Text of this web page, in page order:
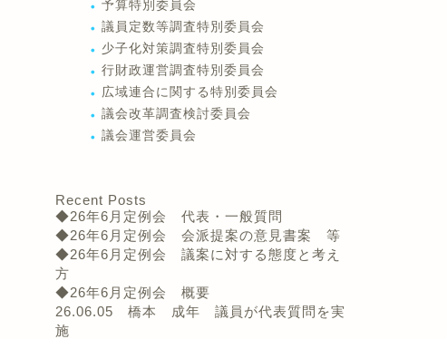
予算特別委員会
議員定数等調査特別委員会
少子化対策調査特別委員会
行財政運営調査特別委員会
広域連合に関する特別委員会
議会改革調査検討委員会
議会運営委員会
Recent Posts
◆26年6月定例会 代表・一般質問
◆26年6月定例会 会派提案の意見書案 等
◆26年6月定例会 議案に対する態度と考え
方
◆26年6月定例会 概要
26.06.05 橋本 成年 議員が代表質問を実
施